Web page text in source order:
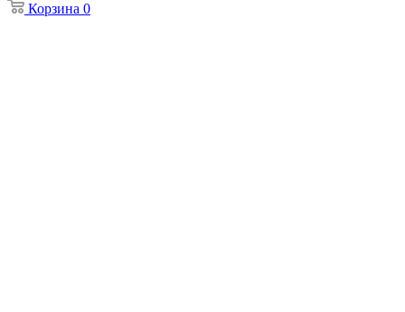
Корзина 0